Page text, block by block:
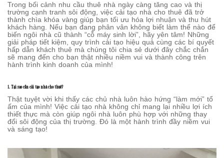
Trong bối cảnh nhu cầu thuê nhà ngày càng tăng cao và thị
trường cạnh tranh sôi động, việc cải tạo nhà cho thuê đã trở
thành chìa khóa vàng giúp bạn tối ưu hóa lợi nhuận và thu hút
khách hàng. Nếu bạn đang phân vân không biết làm thế nào để
biến ngôi nhà cũ thành “cỗ máy sinh lời”, hãy yên tâm! Những
giải pháp tiết kiệm, quy trình cải tạo hiệu quả cùng các bí quyết
hấp dẫn khách thuê mà chúng tôi chia sẻ dưới đây chắc chắn
sẽ mang đến cho bạn thật nhiều niềm vui và thành công trên
hành trình kinh doanh của mình!
1. Tại sao cần cải tạo nhà cho thuê?
Thật tuyệt vời khi thấy các chủ nhà luôn hào hứng “làm mới” tổ
ấm của mình! Việc cải tạo nhà không chỉ mang lại nhiều lợi ích
thiết thực mà còn giúp ngôi nhà luôn phù hợp với những thay
đổi sôi động của thị trường. Đó là một hành trình đầy niềm vui
và sáng tạo!